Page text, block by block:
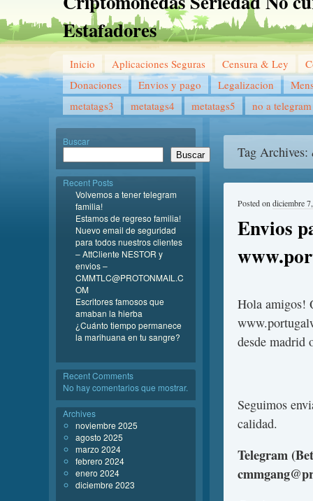
Estafadores
Inicio Aplicaciones Seguras Censura & Ley
Donaciones
Envios y pago Legalizacion
metatags3
metatags4 metatags5 no a telegram
Tag Archives:
Envios
Posted on diciembre
Hola amigos!
desde madrid
Seguimos
calidad.
Telegram
Buscar
Buscar
Recent Posts
Volvemos a tener telegram
familia!
Estamos de regreso familia!
Nuevo email de seguridad
para todos nuestros clientes
– AttCliente NESTOR y
envios –
CMMTLC@PROTONMAIL.C
OM
Escritores famosos que
amaban la hierba
¿Cuánto tiempo permanece
la marihuana en tu sangre?
Recent Comments
No hay comentarios que mostrar.
Archives
noviembre 2025
agosto 2025
marzo 2024
febrero 2024
enero 2024
diciembre 2023